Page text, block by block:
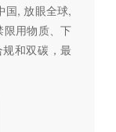
国, 放眼全球,
限用物质、下
和双碳，最